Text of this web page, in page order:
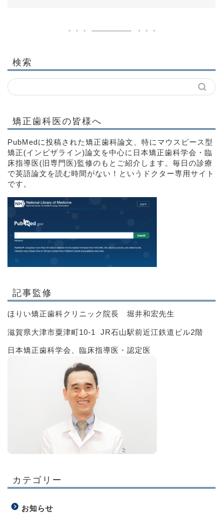
検索
矯正歯科医の皆様へ
PubMedに投稿された矯正歯科論文、特にマウスピース型
矯正(インビザライン)論文を中心に日本矯正歯科学会・臨
床指導医(旧専門医)監修のもとご紹介します。毎日の診療
で英語論文を読む時間がない！というドクター専用サイト
です。
記事監修
ほりい矯正歯科クリニック院長 堀井和宏先生
滋賀県大津市粟津町10-1 JR石山駅前近江鉄道ビル2階
日本矯正歯科学会、臨床指導医・認定医
カテゴリー
お知らせ